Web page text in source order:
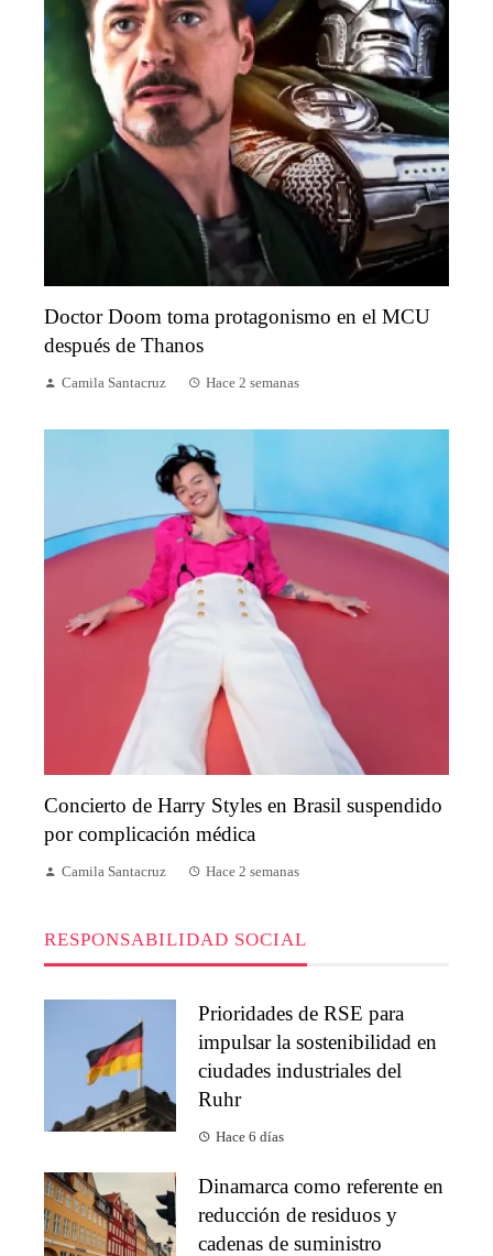
Doctor Doom toma protagonismo en el MCU
después de Thanos
Camila Santacruz Hace 2 semanas
Concierto de Harry Styles en Brasil suspendido
por complicación médica
Camila Santacruz Hace 2 semanas
RESPONSABILIDAD SOCIAL
Prioridades de RSE para
impulsar la sostenibilidad en
ciudades industriales del
Ruhr
Hace 6 días
Dinamarca como referente en
reducción de residuos y
cadenas de suministro